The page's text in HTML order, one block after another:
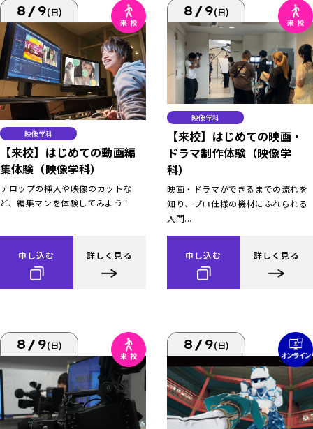
8/9(日)
映像学科
【来校】はじめての動画編
集体験（映像学科）
テロップの挿入や映像のカットな
ど、編集マンを体験してみよう！
申し込む 詳しく見る
8/9(日)
映像学科
【来校】はじめての映画・
ドラマ制作体験（映像学
科）
映画・ドラマができるまでの流れを
知り、プロ仕様の機材にふれられる
入門...
申し込む 詳しく見る
8/9(日) 8/9(日)